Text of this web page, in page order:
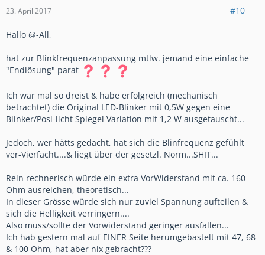
23. April 2017 #10
Hallo @-All,
hat zur Blinkfrequenzanpassung mtlw. jemand eine einfache
"Endlösung" parat
Ich war mal so dreist & habe erfolgreich (mechanisch
betrachtet) die Original LED-Blinker mit 0,5W gegen eine
Blinker/Posi-licht Spiegel Variation mit 1,2 W ausgetauscht...
Jedoch, wer hätts gedacht, hat sich die Blinfrequenz gefühlt
ver-Vierfacht....& liegt über der gesetzl. Norm...SHIT...
Rein rechnerisch würde ein extra VorWiderstand mit ca. 160
Ohm ausreichen, theoretisch...
In dieser Grösse würde sich nur zuviel Spannung aufteilen &
sich die Helligkeit verringern....
Also muss/sollte der Vorwiderstand geringer ausfallen...
Ich hab gestern mal auf EINER Seite herumgebastelt mit 47, 68
& 100 Ohm, hat aber nix gebracht???